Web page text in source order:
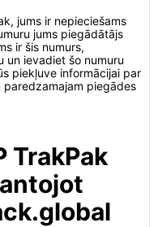
jums ir nepieciešams
jums piegādātājs
ir šis numurs,
un ievadiet šo numuru
piekļuve informācijai par
paredzamajam piegādes
TrakPak